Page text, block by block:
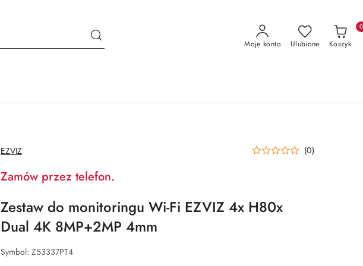
Moje konto Ulubione Koszyk
0
NAZWA
PRODUCENTA:
EZVIZ (0)
Zamów przez telefon.
Zestaw do monitoringu Wi-Fi EZVIZ 4x H80x
Dual 4K 8MP+2MP 4mm
Symbol: Z53337PT4